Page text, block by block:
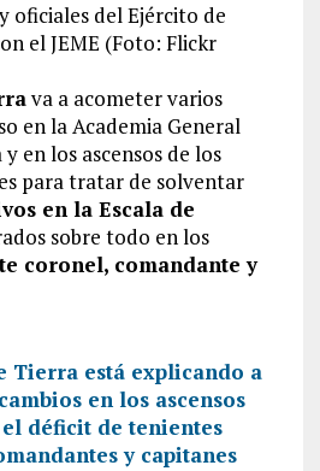
oficiales del Ejército de
el JEME (Foto: Flickr
va a acometer varios
en la Academia General
en los ascensos de los
para tratar de solventar
en la Escala de
sobre todo en los
coronel, comandante y
Tierra está explicando a
en los ascensos
déficit de tenientes
y capitanes